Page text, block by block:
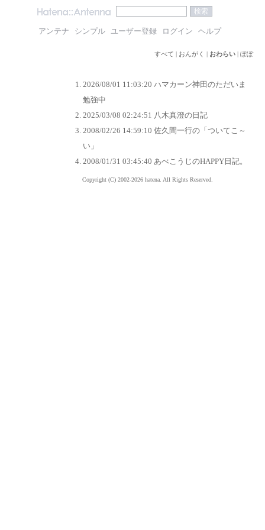
アンテナ シンプル ユーザー登録 ログイン ヘルプ
すべて おんがく おわらい |ぽぽ
2026/08/01 11:03:20 ハマカーン神田のただいま
勉強中
2025/03/08 02:24:51 八木真澄の日記
2008/02/26 14:59:10 佐久間一行の「ついてこ～
い」
2008/01/31 03:45:40 あべこうじのHAPPY日記。
Copyright (C) 2002-2026 hatena. All Rights Reserved.